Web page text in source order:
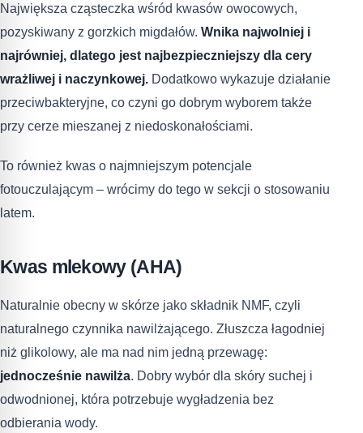
Największa cząsteczka wśród kwasów owocowych,
pozyskiwany z gorzkich migdałów. Wnika najwolniej i
najrówniej, dlatego jest najbezpieczniejszy dla cery
wrażliwej i naczynkowej. Dodatkowo wykazuje działanie
przeciwbakteryjne, co czyni go dobrym wyborem także
przy cerze mieszanej z niedoskonałościami.
To również kwas o najmniejszym potencjale
fotouczulającym – wrócimy do tego w sekcji o stosowaniu
latem.
Kwas mlekowy (AHA)
Naturalnie obecny w skórze jako składnik NMF, czyli
naturalnego czynnika nawilżającego. Złuszcza łagodniej
niż glikolowy, ale ma nad nim jedną przewagę:
jednocześnie nawilża. Dobry wybór dla skóry suchej i
odwodnionej, która potrzebuje wygładzenia bez
odbierania wody.